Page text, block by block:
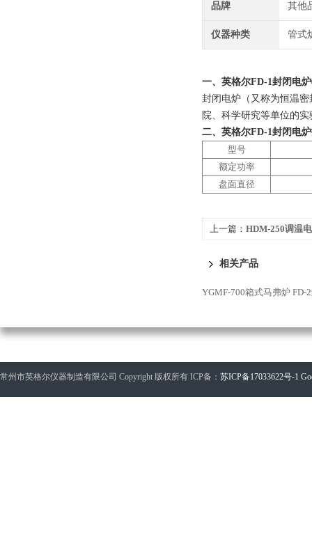
品牌 其他
仪器种类 管式
一、 英格尔FD-1封闭电炉
封闭电炉（又称为恒温
院、科学研究等单位的
二、 英格尔FD-1封闭电炉
型号
额定功率
盘面直径
上一篇： HDM-250调温
相关产品
YGMF-700箱式马弗炉 FD-
常州市英格尔仪器制造有限公司 Copyright 版权所有 ICP备： 苏ICP备17033622号-1